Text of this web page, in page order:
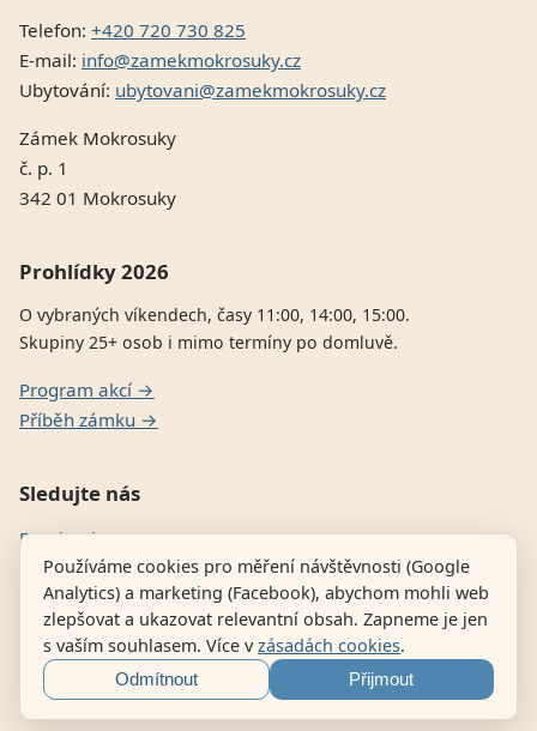
Telefon: +420 720 730 825
E-mail: info@zamekmokrosuky.cz
Ubytování: ubytovani@zamekmokrosuky.cz
Zámek Mokrosuky
č. p. 1
342 01 Mokrosuky
Prohlídky 2026
O vybraných víkendech, časy 11:00, 14:00, 15:00.
Skupiny 25+ osob i mimo termíny po domluvě.
Program akcí →
Příběh zámku →
Sledujte nás
Facebook
E-shop dílny — historické zbraně
© 2026 Zámek Mokrosuky · Provozovatel Adam Jelínek, IČ:
14287765 ·
Zásady cookies Nastavení cookies
Používáme cookies pro měření návštěvnosti (Google
Analytics) a marketing (Facebook), abychom mohli web
zlepšovat a ukazovat relevantní obsah. Zapneme je jen
s vaším souhlasem. Více vzásadách cookies.
Odmítnout Přijmout